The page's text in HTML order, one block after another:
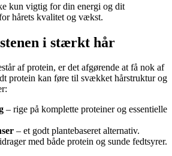
kun vigtig for din energi og dit
hårets kvalitet og vækst.
i stærkt hår
af protein, er det afgørende at få nok af
protein kan føre til svækket hårstruktur og
– rige på komplette proteiner og essentielle
– et godt plantebaseret alternativ.
med både protein og sunde fedtsyrer.